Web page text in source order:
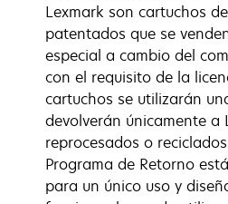
Lexmark son cartuchos
patentados que se
especial a cambio del
con el requisito de la
cartuchos se utilizarán
devolverán únicamente a
reprocesados o
Programa de Retorno
para un único uso y